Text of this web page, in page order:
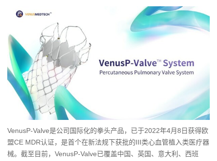
VenusP-Valve是公司国际化的拳头产品，已于2022年4月8日获得欧
盟CE MDR认证，是首个在新法规下获批的III类心血管植入类医疗器
械。截至目前，VenusP-Valve已覆盖中国、英国、意大利、西班